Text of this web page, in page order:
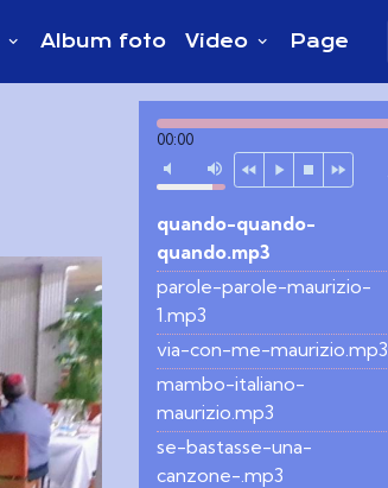
Album foto Video Page
00:00
quando-quando-
quando.mp3
parole-parole-maurizio-
1.mp3
via-con-me-maurizio.mp3
mambo-italiano-
maurizio.mp3
se-bastasse-una-
canzone-.mp3